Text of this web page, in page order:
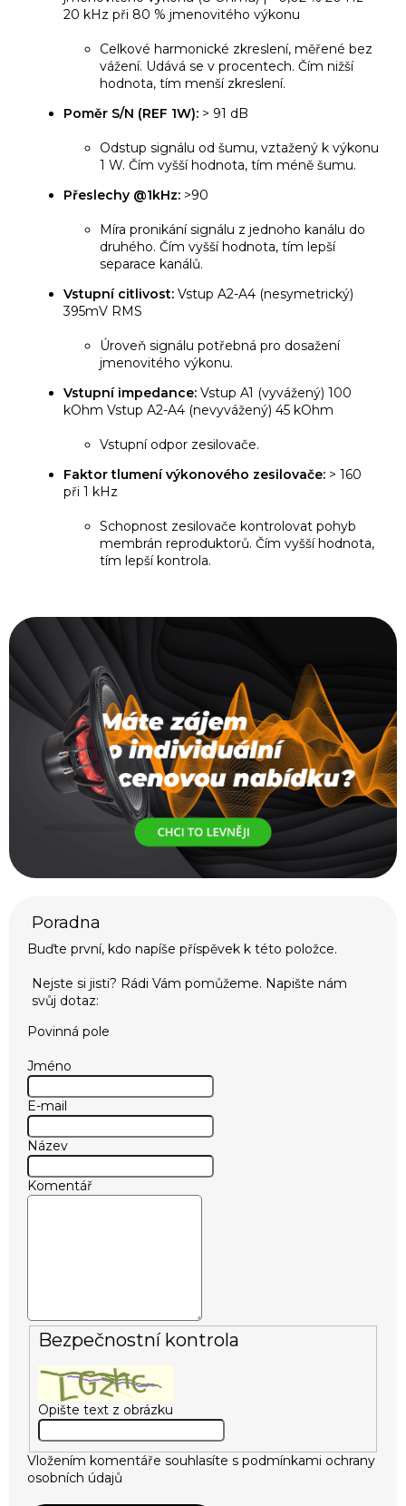
20 kHz při 80 % jmenovitého výkonu
Celkové harmonické zkreslení, měřené bez
vážení. Udává se v procentech. Čím nižší
hodnota, tím menší zkreslení.
Poměr S/N (REF 1W): > 91 dB
Odstup signálu od šumu, vztažený k výkonu
1 W. Čím vyšší hodnota, tím méně šumu.
Přeslechy @1kHz: >90
Míra pronikání signálu z jednoho kanálu do
druhého. Čím vyšší hodnota, tím lepší
separace kanálů.
Vstupní citlivost: Vstup A2-A4 (nesymetrický)
395mV RMS
Úroveň signálu potřebná pro dosažení
jmenovitého výkonu.
Vstupní impedance: Vstup A1 (vyvážený) 100
kOhm Vstup A2-A4 (nevyvážený) 45 kOhm
Vstupní odpor zesilovače.
Faktor tlumení výkonového zesilovače: > 160
při 1 kHz
Schopnost zesilovače kontrolovat pohyb
membrán reproduktorů. Čím vyšší hodnota,
tím lepší kontrola.
Buďte první, kdo napíše příspěvek k této položce.
Povinná pole
Jméno
E-mail
Název
Komentář
Bezpečnostní kontrola
Opište text z obrázku
Vložením komentáře souhlasíte s podmínkami ochrany
osobních údajů